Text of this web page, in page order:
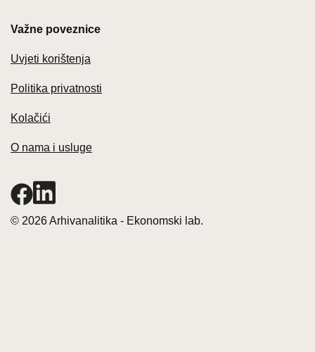
Važne poveznice
Uvjeti korištenja
Politika privatnosti
Kolačići
O nama i usluge
© 2026 Arhivanalitika - Ekonomski lab.